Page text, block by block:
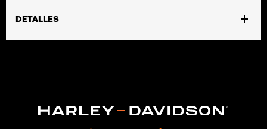
DETALLES
d.com/warrantyfor full details